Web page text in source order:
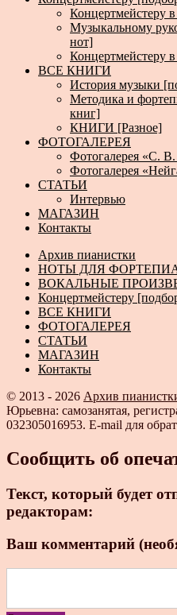
Концертмейстеру
Музыкальному
нот]
Концертмейстеру
ВСЕ КНИГИ
История музыки
Методика и
книг]
КНИГИ [Разное]
ФОТОГАЛЕРЕЯ
Фотогалерея «С.
Фотогалерея
СТАТЬИ
Интервью
МАГАЗИН
Контакты
Архив пианистки
НОТЫ ДЛЯ
ВОКАЛЬНЫЕ
Концертмейстеру
ВСЕ КНИГИ
ФОТОГАЛЕРЕЯ
СТАТЬИ
МАГАЗИН
Контакты
© 2013 - 2026 Архив
Юрьевна: самозанятая,
032305016953. E-mail для
Сообщить об
Текст, который будет
редакторам:
Ваш комментарий